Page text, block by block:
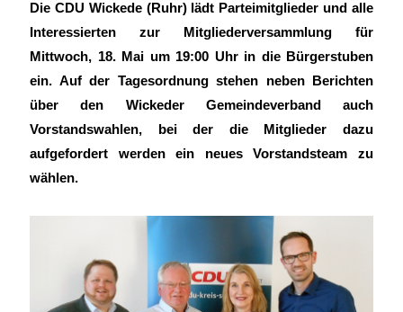
Die CDU Wickede (Ruhr) lädt Parteimitglieder und alle
Interessierten zur Mitgliederversammlung für
Mittwoch, 18. Mai um 19:00 Uhr in die Bürgerstuben
ein. Auf der Tagesordnung stehen neben Berichten
über den Wickeder Gemeindeverband auch
Vorstandswahlen, bei der die Mitglieder dazu
aufgefordert werden ein neues Vorstandsteam zu
wählen.